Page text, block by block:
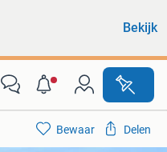
Bekijk
Bewaar Delen